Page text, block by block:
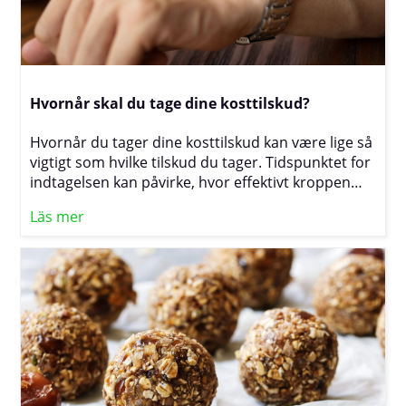
kan optimere dit indtag for at fremme stærke og
sunde knogler.
Hvornår skal du tage dine kosttilskud?
Hvornår du tager dine kosttilskud kan være lige så
vigtigt som hvilke tilskud du tager. Tidspunktet for
indtagelsen kan påvirke, hvor effektivt kroppen
kan også påvirke din energi, søvn og generelle
tidspunkter på dagen for at tage forskellige typer
af kosttilskud, så du kan maksimere deres fordele
og få mest muligt ud af din sundhedsrutine.
Läs mer